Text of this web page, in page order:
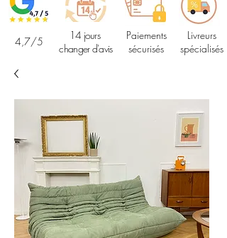
4,7/5
14 jours
changer d'avis
Paiements
sécurisés
Livreurs
spécialisés